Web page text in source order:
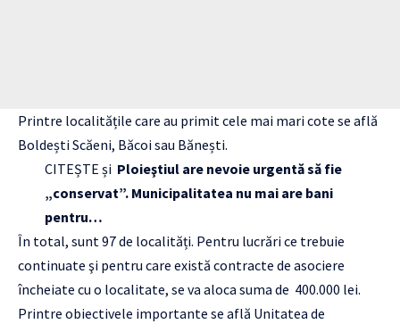
Printre localitățile care au primit cele mai mari cote se află
Boldești Scăeni, Băcoi sau Bănești.
CITEȘTE și Ploieştiul are nevoie urgentă să fie
„conservat”. Municipalitatea nu mai are bani
pentru…
În total, sunt 97 de localități. Pentru lucrări ce trebuie
continuate şi pentru care există contracte de asociere
încheiate cu o localitate, se va aloca suma de 400.000 lei.
Printre obiectivele importante se află Unitatea de